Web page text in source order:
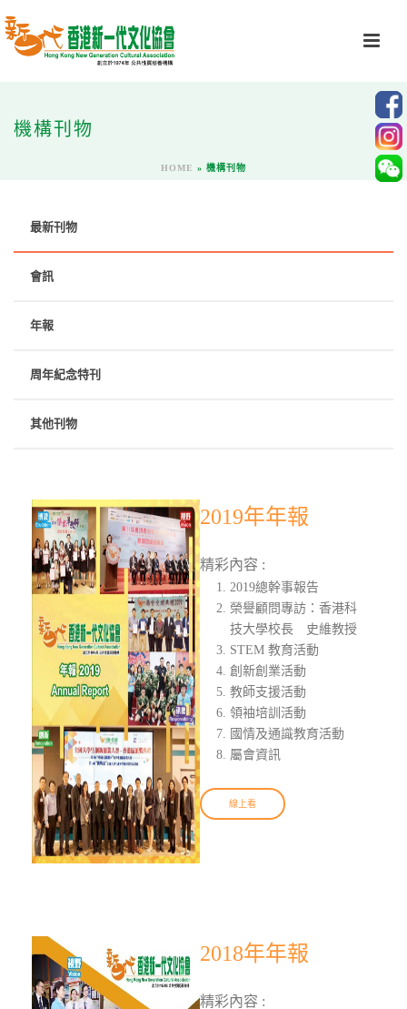
機構刊物
HOME » 機構刊物
最新刊物
會訊
年報
周年紀念特刊
其他刊物
2019年年報
精彩內容 :
2019總幹事報告
榮譽顧問專訪：香港科
技大學校長 史維教授
STEM 教育活動
創新創業活動
教師支援活動
領袖培訓活動
國情及通識教育活動
屬會資訊
線上看
2018年年報
精彩內容 :